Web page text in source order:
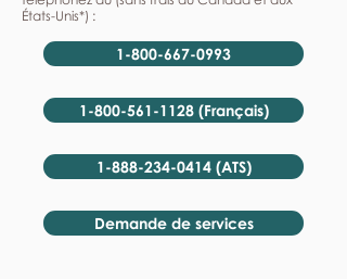
États-Unis*) :
1-800-667-0993
1-800-561-1128 (Français)
1-888-234-0414 (ATS)
Demande de services